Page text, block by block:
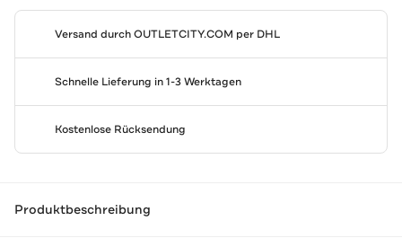
Versand durchOUTLETCITY.COM per DHL
Schnelle Lieferung in 1-3 Werktagen
Kostenlose Rücksendung
Produktbeschreibung